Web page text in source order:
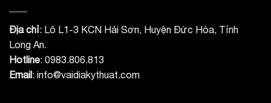
Địa chỉ: Lô L1-3 KCN Hải Sơn, Huyện Đức Hòa, Tỉnh
Long An.
Hotline: 0983.806.813
Email: info@vaidiakythuat.com